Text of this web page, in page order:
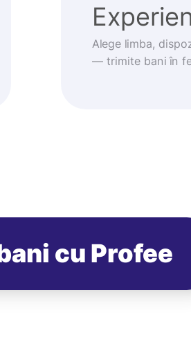
Alege limba,
— trimite bani în
cu Profee